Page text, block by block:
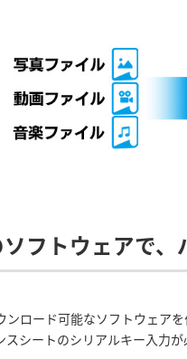
フトウェアで
ロード可能なソフトウェア
シートのシリアルキー入力が